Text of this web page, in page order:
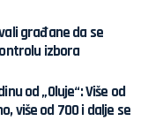
građane da se
izbora
od „Oluje“: Više od
više od 700 i dalje se